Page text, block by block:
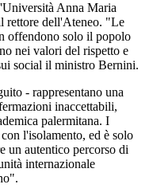
Anna Maria
rettore dell'Ateneo. "Le
offendono solo il popolo
nei valori del rispetto e
social il ministro Bernini.
- rappresentano una
inaccettabili,
palermitana. I
l'isolamento, ed è solo
un autentico percorso di
internazionale